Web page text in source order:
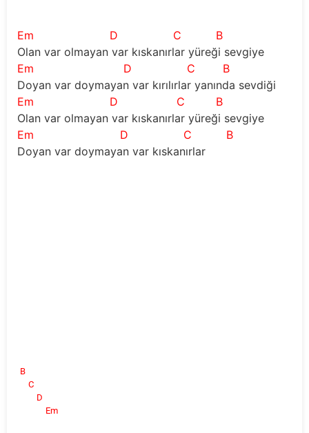
Em D C
B
Olan var olmayan var kıskanırlar yüreği sevgiye
Em
D C
B
Doyan var doymayan var kırılırlar yanında sevdiği
Em
D C
B
Olan var olmayan var kıskanırlar yüreği sevgiye
Em
D C
B
Doyan var doymayan var kıskanırlar
B
C
D
Em